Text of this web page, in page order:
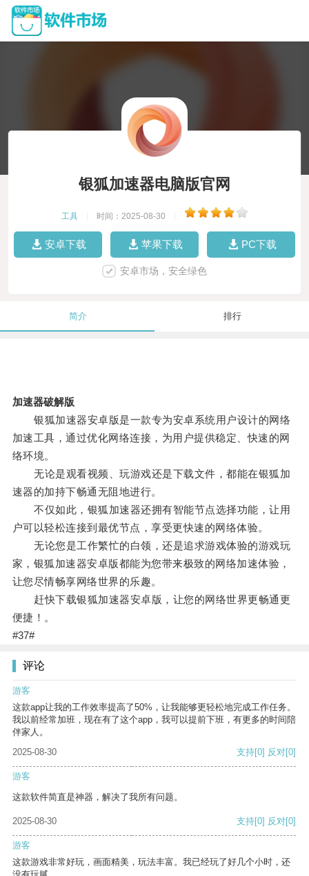
银狐加速器电脑版官网
工具 时间：2025-08-30
安卓下载 苹果下载 PC下载
安卓市场，安全绿色
简介 排行
加速器破解版
银狐加速器安卓版是一款专为安卓系统用户设计的网络
加速工具，通过优化网络连接，为用户提供稳定、快速的网
络环境。
无论是观看视频、玩游戏还是下载文件，都能在银狐加
速器的加持下畅通无阻地进行。
不仅如此，银狐加速器还拥有智能节点选择功能，让用
户可以轻松连接到最优节点，享受更快速的网络体验。
无论您是工作繁忙的白领，还是追求游戏体验的游戏玩
家，银狐加速器安卓版都能为您带来极致的网络加速体验，
让您尽情畅享网络世界的乐趣。
赶快下载银狐加速器安卓版，让您的网络世界更畅通更
便捷！。
#37#
评论
游客
这款app让我的工作效率提高了50%，让我能够更轻松地完成工作任务。
我以前经常加班，现在有了这个app，我可以提前下班，有更多的时间陪
伴家人。
2025-08-30
支持[0] 反对[0]
游客
这款软件简直是神器，解决了我所有问题。
2025-08-30 支持[0] 反对[0]
游客
这款游戏非常好玩，画面精美，玩法丰富。我已经玩了好几个小时，还